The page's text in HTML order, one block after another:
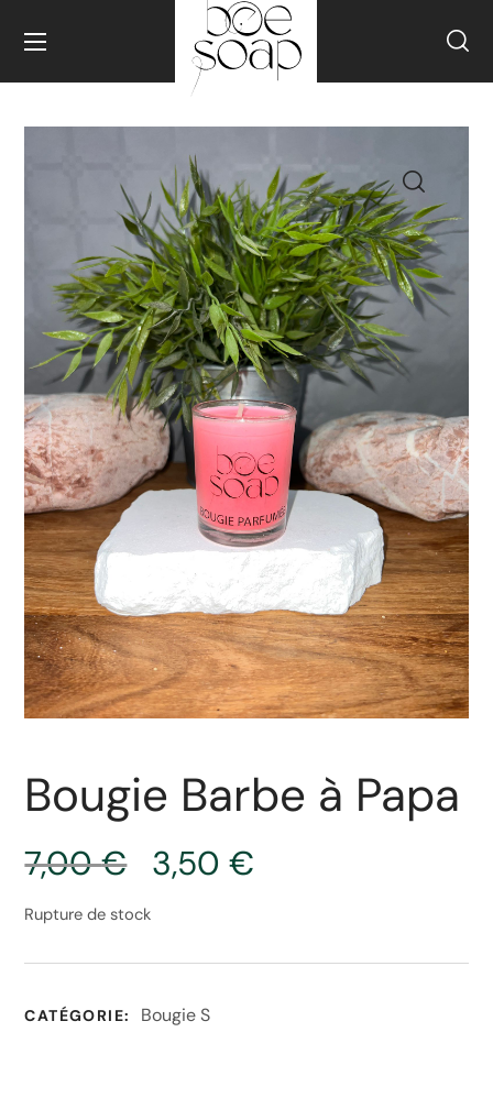
Bougie Barbe à Papa
7,00€ 3,50€
Rupture de stock
CATÉGORIE: Bougie S